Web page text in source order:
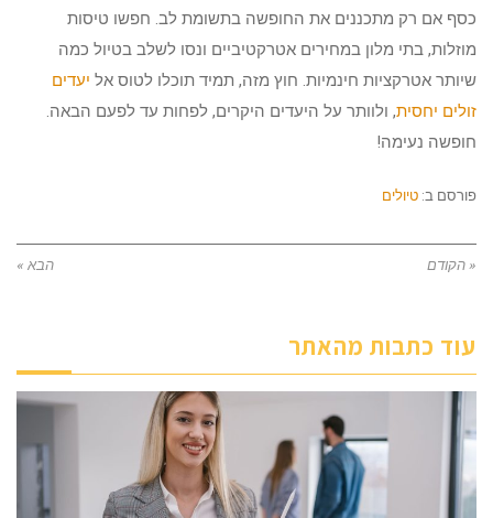
כסף אם רק מתכננים את החופשה בתשומת לב. חפשו טיסות
מוזלות, בתי מלון במחירים אטרקטיביים ונסו לשלב בטיול כמה
שיותר אטרקציות חינמיות. חוץ מזה, תמיד תוכלו לטוס אליעדים
זולים יחסית, ולוותר על היעדים היקרים, לפחות עד לפעם הבאה.
חופשה נעימה!
פורסם ב: טיולים
« הקודם הבא »
עוד כתבות מהאתר